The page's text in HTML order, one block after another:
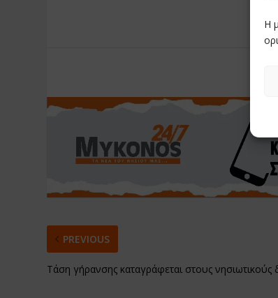
Η
PREVIOUS
Τάση γήρανσης καταγράφεται στους νησιωτικούς